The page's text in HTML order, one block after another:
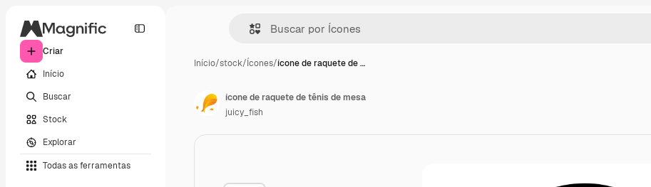
Criar
Início
Buscar
Stock
Explorar
Todas as ferramentas
Início/stock/Ícones/ícone de raquete de …
ícone de raquete de tênis de mesa
juicy_fish